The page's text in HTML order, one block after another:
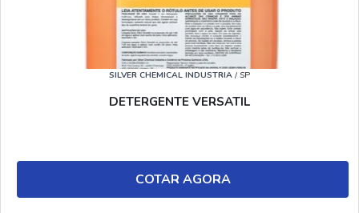
SILVER CHEMICAL INDUSTRIA / SP
DETERGENTE VERSATIL
COTAR AGORA